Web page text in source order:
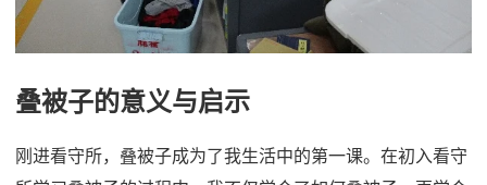
叠被子的意义与启示
刚进看守所，叠被子成为了我生活中的第一课。在初入看守